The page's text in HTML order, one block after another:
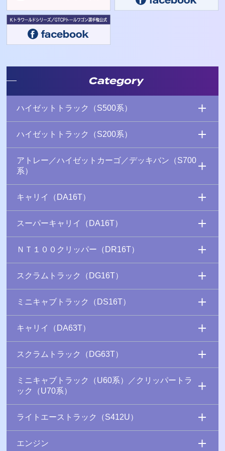
Category
ハイゼットトラック（S500系）
ハイゼットトラック（S200系）
アトレー／ハイゼットカーゴ／デッキバン（S700
系）
キャリイ（DA16T）
スーパーキャリイ（DA16T）
ＮＴ１００クリッパー（DR16T）
スクラムトラック（DG16T）
ミニキャブトラック（DS16T）
キャリイ（DA63T）
スクラムトラック（DG63T）
ミニキャブトラック（U60系）／クリッパートラ
ック（U70系）
ライトエーストラック（S412U）
エンジン